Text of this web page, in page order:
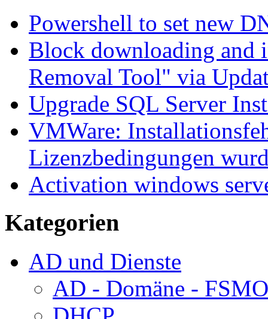
Powershell to set new
Block downloading and
Removal Tool" via
Upgrade SQL Server
VMWare:
Lizenzbedingungen
Activation windows
Kategorien
AD und Dienste
AD - Domäne - FSMO